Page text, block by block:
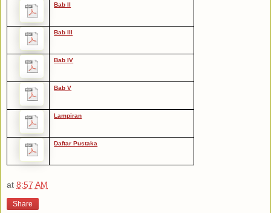
Bab II
Bab III
Bab IV
Bab V
Lampiran
Daftar Pustaka
at 8:57 AM
Share